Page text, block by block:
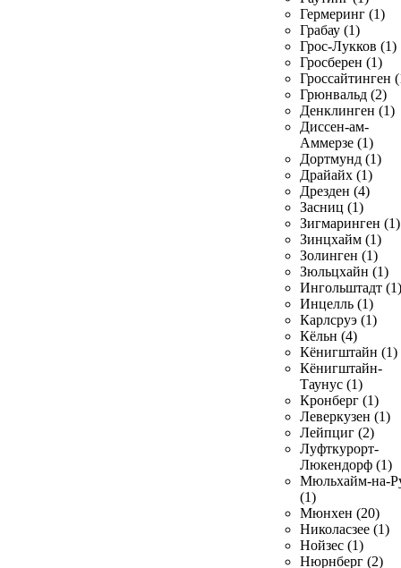
Гермеринг (1)
Грабау (1)
Грос-Лукков (1)
Гросберен (1)
Гроссайтинген
Грюнвальд (2)
Денклинген (1)
Диссен-ам-
Аммерзе (1)
Дортмунд (1)
Драйайх (1)
Дрезден (4)
Засниц (1)
Зигмаринген (1)
Зинцхайм (1)
Золинген (1)
Зюльцхайн (1)
Ингольштадт (1)
Инцелль (1)
Карлсруэ (1)
Кёльн (4)
Кёнигштайн (1)
Кёнигштайн-
Таунус (1)
Кронберг (1)
Леверкузен (1)
Лейпциг (2)
Луфткурорт-
Люкендорф (1)
Мюльхайм-на-
(1)
Мюнхен (20)
Николасзее (1)
Нойзес (1)
Нюрнберг (2)